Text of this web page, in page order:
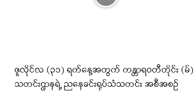
ဇူလိုင်လ (၃၁) ရက်နေ့အတွက် ကန္တာရဝတီတိုင်း (မ်)
သတင်းဌာနရဲ့ ညနေခင်းရုပ်သံသတင်း အစီအစဉ်